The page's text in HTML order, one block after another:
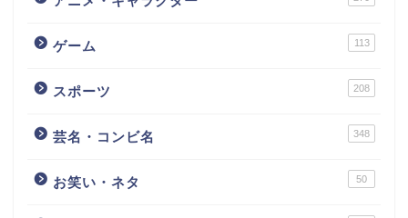
ゲーム 113
スポーツ 208
芸名・コンビ名 348
お笑い・ネタ 50